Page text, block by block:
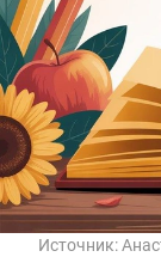
Источник: